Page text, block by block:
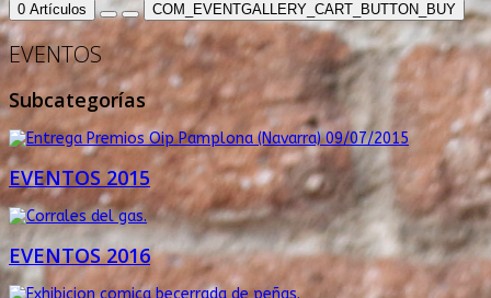
0 Artículos COM_EVENTGALLERY_CART_BUTTON_BUY
EVENTOS
Subcategorías
EVENTOS 2015
EVENTOS 2016